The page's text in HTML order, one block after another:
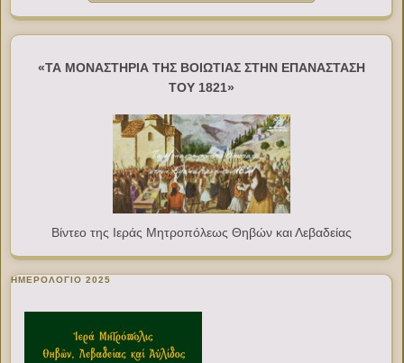
«ΤΑ ΜΟΝΑΣΤΗΡΙΑ ΤΗΣ ΒΟΙΩΤΙΑΣ ΣΤΗΝ ΕΠΑΝΑΣΤΑΣΗ
ΤΟΥ 1821»
Βίντεο της Ιεράς Μητροπόλεως Θηβών και Λεβαδείας
ΗΜΕΡΟΛΟΓΙΟ 2025